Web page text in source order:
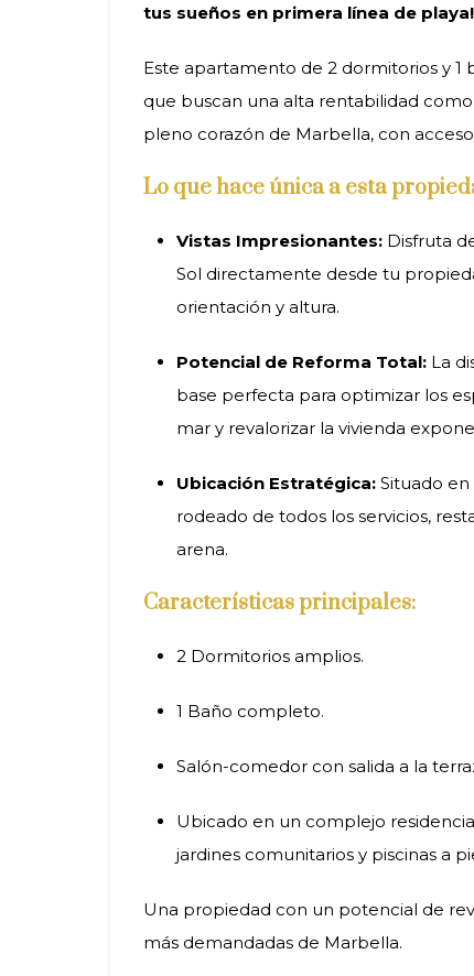
tus sueños en primera línea de playa!
Este apartamento de 2 dormitorios y
que buscan una alta rentabilidad
pleno corazón de Marbella, con
Lo que hace única a esta
Vistas Impresionantes: Disfruta
Sol directamente desde tu
orientación y altura.
Potencial de Reforma Total: La
base perfecta para optimizar los
mar y revalorizar la vivienda
Ubicación Estratégica: Situado
rodeado de todos los servicios,
arena.
Características principales:
2 Dormitorios amplios.
1 Baño completo.
Salón-comedor con salida a la
Ubicado en un complejo
jardines comunitarios y piscinas a
Una propiedad con un potencial de
más demandadas de Marbella.